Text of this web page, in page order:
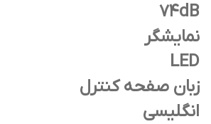
74dB
نمایشگر
LED
زبان صفحه کنترل
انگلیسی